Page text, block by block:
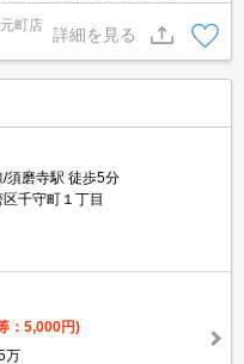
優れているだけでなくお手入
、お掃除の手間も減らせま
件です。木の温かみの広が
す。
町店
詳細を見る
須磨寺駅 徒歩5分
千守町１丁目
：5,000円)
万